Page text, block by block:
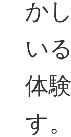
か
い
体
す。